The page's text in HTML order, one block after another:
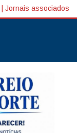
Jornais associados